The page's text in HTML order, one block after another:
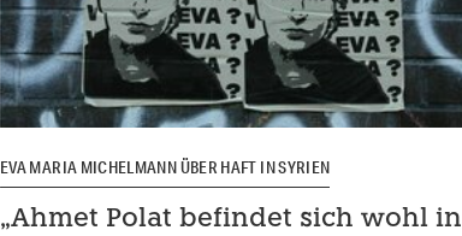
EVA MARIA MICHELMANN ÜBER HAFT IN SYRIEN
„Ahmet Polat befindet sich wohl in